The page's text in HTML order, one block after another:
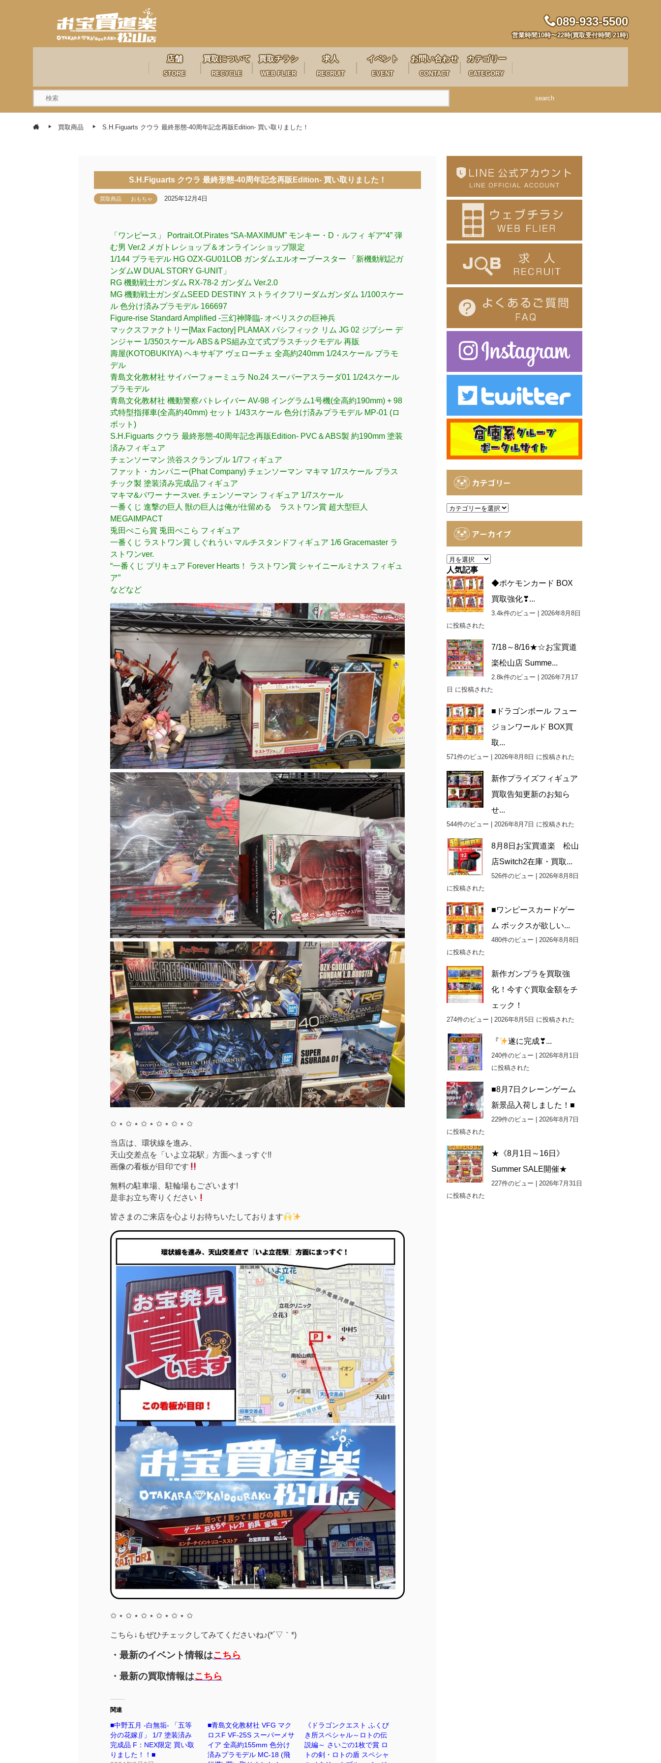
089-933-5500
営業時間10時〜22時(買取受付時間 21時)
店舗
STORE
買取について
RECYCLE
買取チラシ
WEB FLIER
求人
RECRUIT
イベント
EVENT
お問い合わせ
CONTACT
カテゴリー
CATEGORY
search
買取商品 S.H.Figuarts クウラ 最終形態-40周年記念再販Edition- 買い取りました！
S.H.Figuarts クウラ 最終形態-40周年記念再販Edition- 買い取りました！
買取商品 おもちゃ 2025年12月4日
「ワンピース」 Portrait.Of.Pirates “SA-MAXIMUM” モンキー・D・ルフィ ギア“4” 弾
む男 Ver.2 メガトレショップ＆オンラインショップ限定
1/144 プラモデル HG OZX-GU01LOB ガンダムエルオーブースター 「新機動戦記ガ
ンダムW DUAL STORY G-UNIT」
RG 機動戦士ガンダム RX-78-2 ガンダム Ver.2.0
MG 機動戦士ガンダムSEED DESTINY ストライクフリーダムガンダム 1/100スケー
ル 色分け済みプラモデル 166697
Figure-rise Standard Amplified -三幻神降臨- オベリスクの巨神兵
マックスファクトリー[Max Factory] PLAMAX パシフィック リム JG 02 ジプシー デ
ンジャー 1/350スケール ABS＆PS組み立て式プラスチックモデル 再販
壽屋(KOTOBUKIYA) ヘキサギア ヴェローチェ 全高約240mm 1/24スケール プラモ
デル
青島文化教材社 サイバーフォーミュラ No.24 スーパーアスラーダ01 1/24スケール
プラモデル
青島文化教材社 機動警察パトレイバー AV-98 イングラム1号機(全高約190mm) + 98
式特型指揮車(全高約40mm) セット 1/43スケール 色分け済みプラモデル MP-01 (ロ
ボット)
S.H.Figuarts クウラ 最終形態-40周年記念再販Edition- PVC＆ABS製 約190mm 塗装
済みフィギュア
チェンソーマン 渋谷スクランブル 1/7フィギュア
ファット・カンパニー(Phat Company) チェンソーマン マキマ 1/7スケール プラス
チック製 塗装済み完成品フィギュア
マキマ&パワー ナースver. チェンソーマン フィギュア 1/7スケール
一番くじ 進撃の巨人 獣の巨人は俺が仕留める ラストワン賞 超大型巨人
MEGAIMPACT
兎田ぺこら賞 兎田ぺこら フィギュア
一番くじ ラストワン賞 しぐれうい マルチスタンドフィギュア 1/6 Gracemaster ラ
ストワンver.
“一番くじ プリキュア Forever Hearts！ ラストワン賞 シャイニールミナス フィギュ
ア”
などなど
✩ ⋆ ✩ ⋆ ✩ ⋆ ✩ ⋆ ✩ ⋆ ✩
当店は、環状線を進み、
天山交差点を「いよ立花駅」方面へまっすぐ!!
画像の看板が目印です
無料の駐車場、駐輪場もございます!
是非お立ち寄りください
皆さまのご来店を心よりお待ちいたしております
✩ ⋆ ✩ ⋆ ✩ ⋆ ✩ ⋆ ✩ ⋆ ✩
こちら↓もぜひチェックしてみてくださいね♪(*´▽｀*)
・最新のイベント情報はこちら
・最新の買取情報はこちら
関連
■中野五月 -白無垢- 「五等
分の花嫁∬」 1/7 塗装済み
完成品 F：NEX限定 買い取
りました！！■
■青島文化教材社 VFG マク
ロスF VF-25S スーパーメサ
イア 全高約155mm 色分け
済みプラモデル MC-18 (飛
《ドラゴンクエスト ふくび
き所スペシャル～ロトの伝
説編～ さいごの1枚で賞 ロ
トの剣・ロトの盾 スペシャ
カテゴリー
カ
アーカイブ
ア
ー
カ
イ
ブ
人気記事
◆ポケモンカード BOX
買取強化❣...
3.4k件のビュー
2026年8月8日
に投稿された
7/18～8/16★☆お宝買道
楽松山店 Summe...
2.8k件のビュー
2026年7月17
日 に投稿された
■ドラゴンボール フュー
ジョンワールド BOX買
取...
571件のビュー 2026年8月8日 に投稿された
新作プライズフィギュア
買取告知更新のお知ら
せ...
544件のビュー 2026年8月7日 に投稿された
8月8日お宝買道楽 松山
店Switch2在庫・買取...
526件のビュー
2026年8月8日
に投稿された
■ワンピースカードゲー
ム ボックスが欲しい...
480件のビュー
2026年8月8日
に投稿された
新作ガンプラを買取強
化！今すぐ買取金額をチ
ェック！
274件のビュー 2026年8月5日 に投稿された
『 遂に完成❣...
240件のビュー
2026年8月1日
に投稿された
■8月7日クレーンゲーム
新景品入荷しました！■
229件のビュー
2026年8月7日
に投稿された
★《8月1日～16日》
Summer SALE開催★
227件のビュー
2026年7月31日
に投稿された